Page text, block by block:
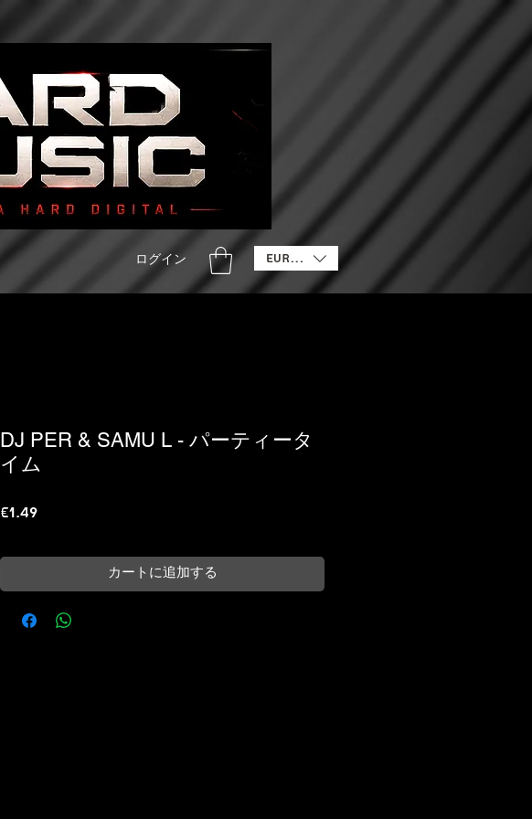
ログイン EUR (€)
DJ PER & SAMU L - パーティータ
イム
€1.49価
カートに追加する